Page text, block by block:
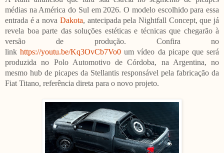
médias na América do Sul em 2026. O modelo escolhido para essa
entrada é a nova Dakota, antecipada pela Nightfall Concept, que já
revela boa parte das soluções estéticas e técnicas que chegarão à
versão de produção. Confira no
linkhttps://youtu.be/Kq3OvCb7Vo0 um vídeo da picape que será
produzida no Polo Automotivo de Córdoba, na Argentina, no
mesmo hub de picapes da Stellantis responsável pela fabricação da
Fiat Titano, referência direta para o novo projeto.